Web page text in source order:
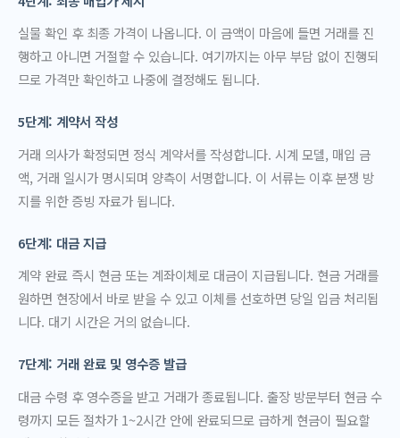
실물 확인 후 최종 가격이 나옵니다. 이 금액이 마음에 들면 거래를 진
행하고 아니면 거절할 수 있습니다. 여기까지는 아무 부담 없이 진행되
므로 가격만 확인하고 나중에 결정해도 됩니다.
5단계: 계약서 작성
거래 의사가 확정되면 정식 계약서를 작성합니다. 시계 모델, 매입 금
액, 거래 일시가 명시되며 양측이 서명합니다. 이 서류는 이후 분쟁 방
지를 위한 증빙 자료가 됩니다.
6단계: 대금 지급
계약 완료 즉시 현금 또는 계좌이체로 대금이 지급됩니다. 현금 거래를
원하면 현장에서 바로 받을 수 있고 이체를 선호하면 당일 입금 처리됩
니다. 대기 시간은 거의 없습니다.
7단계: 거래 완료 및 영수증 발급
대금 수령 후 영수증을 받고 거래가 종료됩니다. 출장 방문부터 현금 수
령까지 모든 절차가 1~2시간 안에 완료되므로 급하게 현금이 필요할